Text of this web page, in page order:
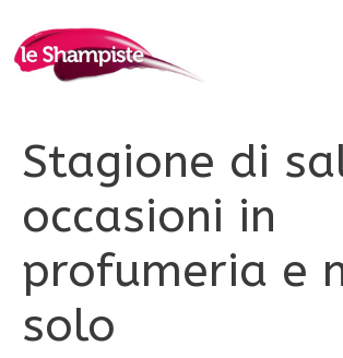
contenuto
Stagione di
occasioni in
profumeria e
solo